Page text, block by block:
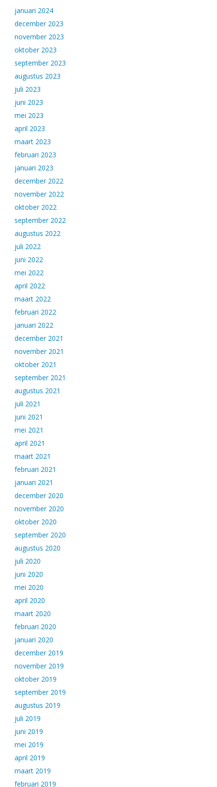
januari 2024
december 2023
november 2023
oktober 2023
september 2023
augustus 2023
juli 2023
juni 2023
mei 2023
april 2023
maart 2023
februari 2023
januari 2023
december 2022
november 2022
oktober 2022
september 2022
augustus 2022
juli 2022
juni 2022
mei 2022
april 2022
maart 2022
februari 2022
januari 2022
december 2021
november 2021
oktober 2021
september 2021
augustus 2021
juli 2021
juni 2021
mei 2021
april 2021
maart 2021
februari 2021
januari 2021
december 2020
november 2020
oktober 2020
september 2020
augustus 2020
juli 2020
juni 2020
mei 2020
april 2020
maart 2020
februari 2020
januari 2020
december 2019
november 2019
oktober 2019
september 2019
augustus 2019
juli 2019
juni 2019
mei 2019
april 2019
maart 2019
februari 2019